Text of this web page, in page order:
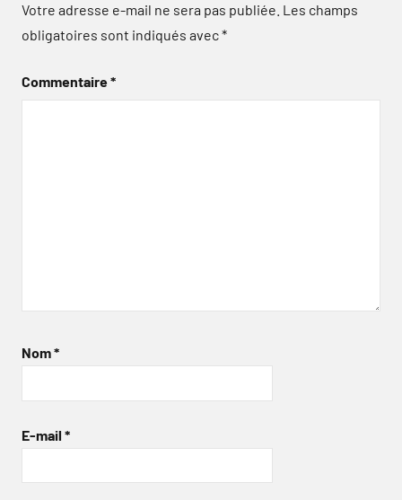
Votre adresse e-mail ne sera pas publiée. Les champs
obligatoires sont indiqués avec*
Commentaire*
Nom*
E-mail *